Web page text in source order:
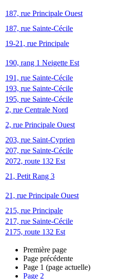
187, rue Principale Ouest
187, rue Sainte-Cécile
19-21, rue Principale
190, rang 1 Neigette Est
191, rue Sainte-Cécile
193, rue Sainte-Cécile
195, rue Sainte-Cécile
2, rue Centrale Nord
2, rue Principale Ouest
203, rue Saint-Cyprien
207, rue Sainte-Cécile
2072, route 132 Est
21, Petit Rang 3
21, rue Principale Ouest
215, rue Principale
217, rue Sainte-Cécile
2175, route 132 Est
Première page
Page précédente
Page 1 (page actuelle)
Page 2